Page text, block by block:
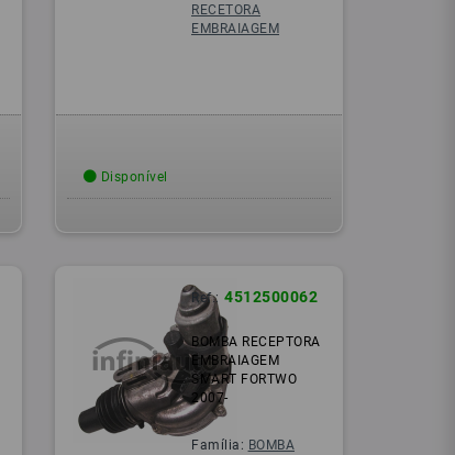
RECETORA
EMBRAIAGEM
Disponível
Ref.: 4512500062
BOMBA RECEPTORA
EMBRAIAGEM
SMART FORTWO
2007-
Família: BOMBA